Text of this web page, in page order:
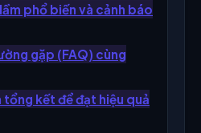
phổ biến và cảnh báo
gặp (FAQ) cùng
tổng kết để đạt hiệu quả